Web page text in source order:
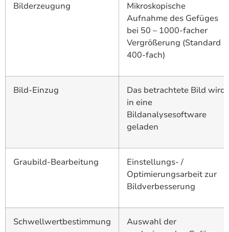
Bilderzeugung
Mikroskopische
Aufnahme des Gefüges
bei 50 – 1000-facher
Vergrößerung (Standard
400-fach)
Bild-Einzug
Das betrachtete Bild wird
in eine
Bildanalysesoftware
geladen
Graubild-Bearbeitung
Einstellungs- /
Optimierungsarbeit zur
Bildverbesserung
Schwellwertbestimmung
Auswahl der